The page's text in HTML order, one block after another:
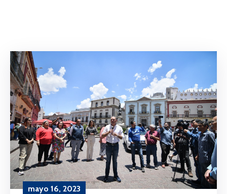
mayo 16, 2023